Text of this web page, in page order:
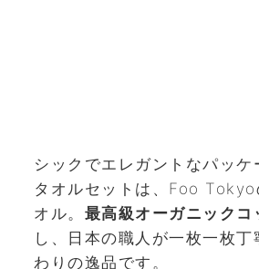
シックでエレガントなパッケ
タオルセットは、Foo Tokyo
オル。 最高級オーガニックコ
し、日本の職人が一枚一枚
わりの逸品です。